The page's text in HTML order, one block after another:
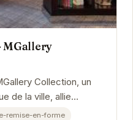
MGallery
Collection, un
de la ville, allie
Ses chambres...
remise-en-forme